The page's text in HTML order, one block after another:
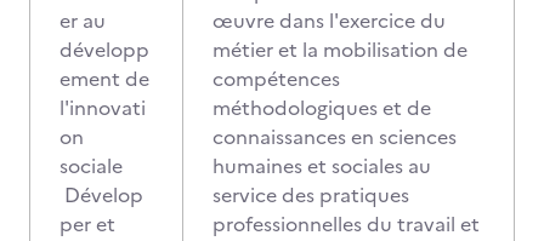
er au
développ
ement de
l'innovati
on
sociale
Dévelop
per et
œuvre dans l'exercice du
métier et la mobilisation de
compétences
méthodologiques et de
connaissances en sciences
humaines et sociales au
service des pratiques
professionnelles du travail et